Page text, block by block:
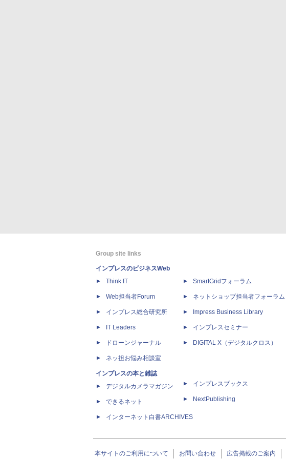
Group site links
インプレスのビジネスWeb
Think IT
Web担当者Forum
インプレス総合研究所
IT Leaders
ドローンジャーナル
ネッ担お悩み相談室
インプレスの本と雑誌
デジタルカメラマガジン
できるネット
インターネット白書ARCHIVES
SmartGridフォーラム
ネットショップ担当者フォーラム
Impress Business Library
インプレスセミナー
DIGITAL X（デジタルクロス）
インプレスブックス
NextPublishing
本サイトのご利用について お問い合わせ 広告掲載のご案内